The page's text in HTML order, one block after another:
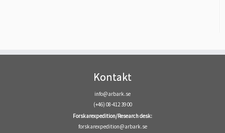
Kontakt
info@arbark.se
(+46) 08-412 39 00
Forskarexpedition/Research desk:
forskarexpedition@arbark.se